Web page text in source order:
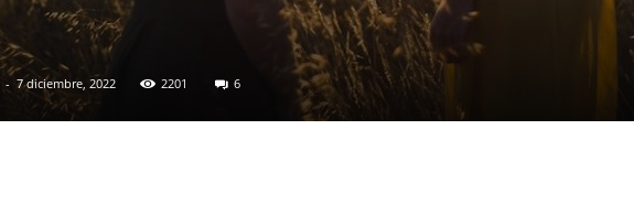
- 7 diciembre, 2022 2201 6